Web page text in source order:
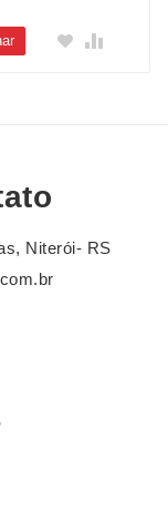
Niterói- RS